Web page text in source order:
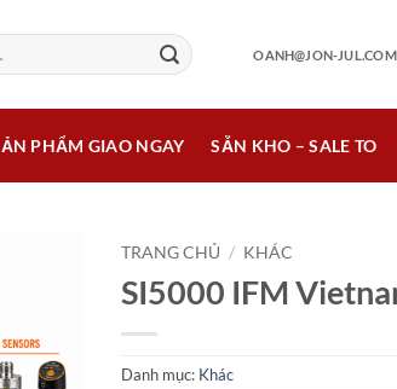
OANH@JON-JUL.COM
PHẨM GIAO NGAY SẴN KHO – SALE TO
TRANG CHỦ / KHÁC
SI5000 IFM
Danh mục: Khác